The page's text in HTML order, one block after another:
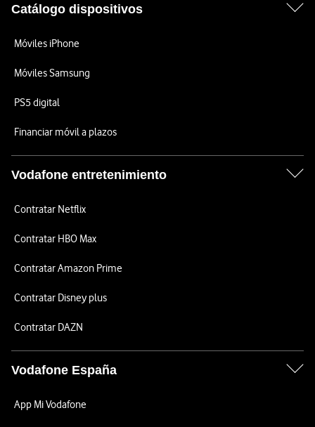
Catálogo dispositivos
Móviles iPhone
Móviles Samsung
PS5 digital
Financiar móvil a plazos
Vodafone entretenimiento
Contratar Netflix
Contratar HBO Max
Contratar Amazon Prime
Contratar Disney plus
Contratar DAZN
Vodafone España
App Mi Vodafone